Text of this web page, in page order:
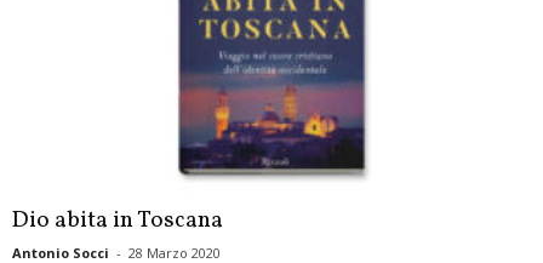
Dio abita in Toscana
Antonio Socci - 28 Marzo 2020